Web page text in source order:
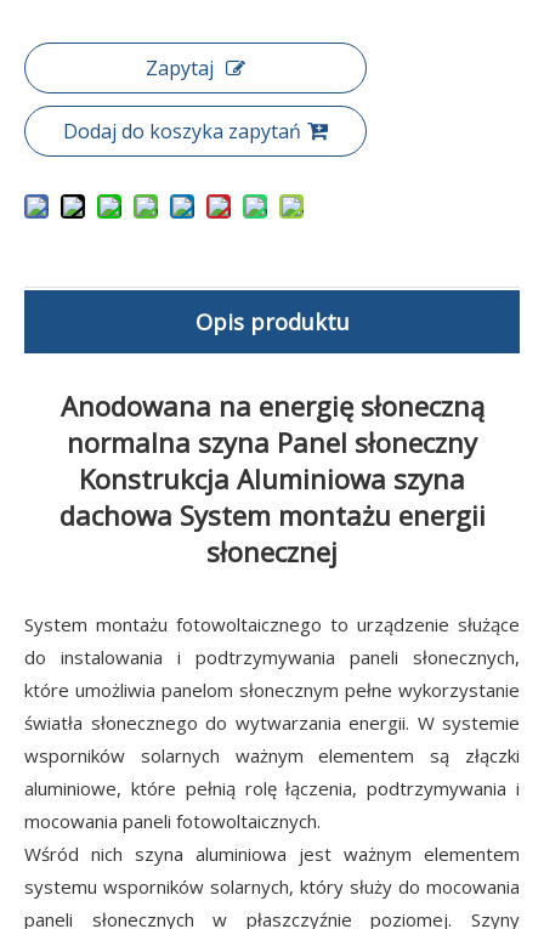
Zapytaj
Dodaj do koszyka zapytań
Opis produktu
Anodowana na energię słoneczną
normalna szyna Panel słoneczny
Konstrukcja Aluminiowa szyna
dachowa System montażu energii
słonecznej
System montażu fotowoltaicznego to urządzenie służące
do instalowania i podtrzymywania paneli słonecznych,
które umożliwia panelom słonecznym pełne wykorzystanie
światła słonecznego do wytwarzania energii. W systemie
wsporników solarnych ważnym elementem są złączki
aluminiowe, które pełnią rolę łączenia, podtrzymywania i
mocowania paneli fotowoltaicznych.
Wśród nich szyna aluminiowa jest ważnym elementem
systemu wsporników solarnych, który służy do mocowania
paneli słonecznych w płaszczyźnie poziomej. Szyny